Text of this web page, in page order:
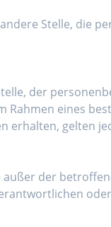
Stelle, die
der
eines
erhalten, gelten
der